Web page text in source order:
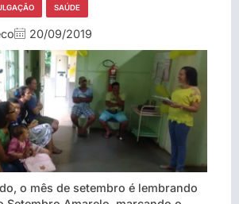
SAÚDE
20/09/2019
o mês de setembro é lembrando